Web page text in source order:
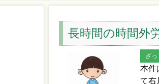
長時間の時間外
ざっ
本件
て右